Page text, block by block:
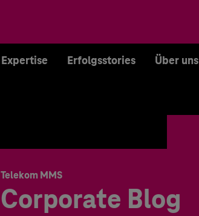
Expertise Erfolgsstories Über uns
Telekom MMS
Corporate Blog